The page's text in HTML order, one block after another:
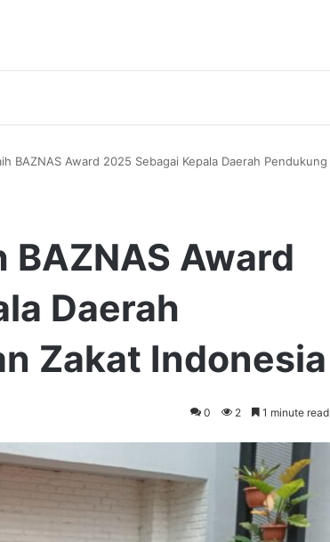
BAZNAS Award 2025 Sebagai Kepala Daerah Pendukung
BAZNAS Award
Daerah
Zakat Indonesia
0 2 1 minute read